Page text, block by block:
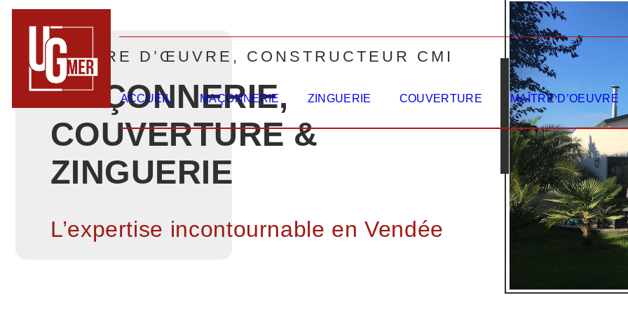
ACCUEIL MAÇONNERIE ZINGUERIE COUVERTURE MAÎTRE D’OEUVRE
MAÇONNERIE,
COUVERTURE&
ZINGUERIE
MAITRE D’ŒUVRE, CONSTRUCTEUR CMI
L’expertise incontournable en Vendée